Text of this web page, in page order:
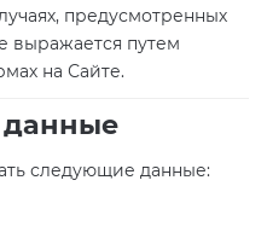
предусмотренных
выражается путем
на Сайте.
данные
следующие данные: